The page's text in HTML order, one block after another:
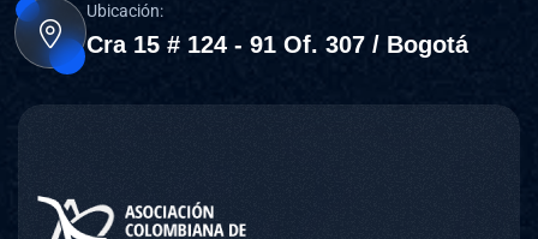
Ubicación:
Cra 15 # 124 - 91 Of. 307 / Bogotá